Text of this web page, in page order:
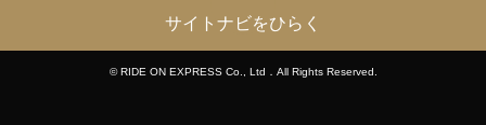
サイトナビをひらく
© RIDE ON EXPRESS Co., Ltd．All Rights Reserved.